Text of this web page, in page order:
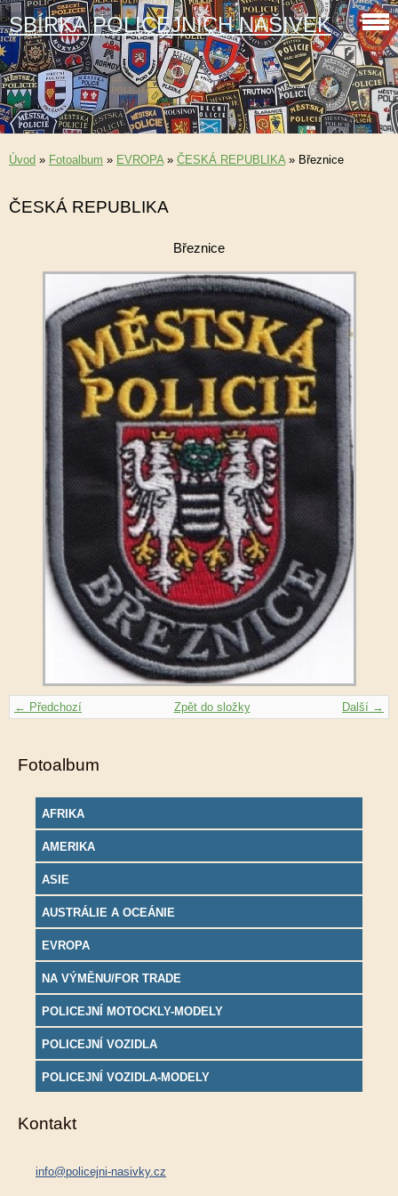
SBÍRKA POLICEJNÍCH NÁŠIVEK
Úvod » Fotoalbum » EVROPA» ČESKÁ REPUBLIKA» Březnice
ČESKÁ REPUBLIKA
Březnice
← Předchozí Další →
Zpět do složky
Fotoalbum
AFRIKA
AMERIKA
ASIE
AUSTRÁLIE A OCEÁNIE
EVROPA
NA VÝMĚNU/FOR TRADE
POLICEJNÍ MOTOCKLY-MODELY
POLICEJNÍ VOZIDLA
POLICEJNÍ VOZIDLA-MODELY
Kontakt
info@policejni-nasivky.cz